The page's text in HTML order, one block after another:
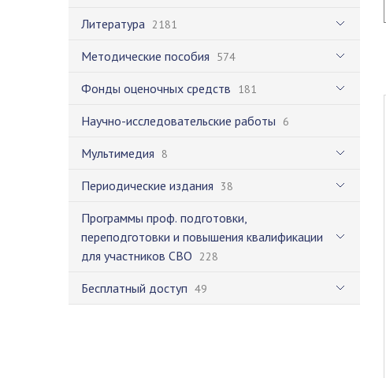
Литература 2181
Методические пособия 574
Фонды оценочных средств 181
Научно-исследовательские работы 6
Мультимедия 8
Периодические издания 38
Программы проф. подготовки,
переподготовки и повышения квалификации
для участников СВО 228
Бесплатный доступ 49